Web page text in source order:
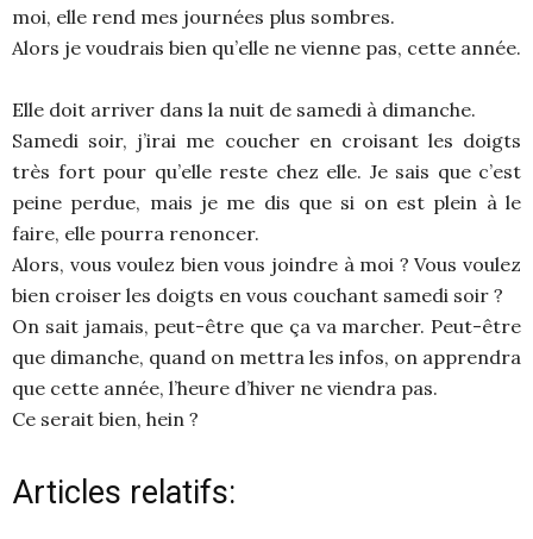
moi, elle rend mes journées plus sombres.
Alors je voudrais bien qu’elle ne vienne pas, cette année.
Elle doit arriver dans la nuit de samedi à dimanche.
Samedi soir, j’irai me coucher en croisant les doigts
très fort pour qu’elle reste chez elle. Je sais que c’est
peine perdue, mais je me dis que si on est plein à le
faire, elle pourra renoncer.
Alors, vous voulez bien vous joindre à moi ? Vous voulez
bien croiser les doigts en vous couchant samedi soir ?
On sait jamais, peut-être que ça va marcher. Peut-être
que dimanche, quand on mettra les infos, on apprendra
que cette année, l’heure d’hiver ne viendra pas.
Ce serait bien, hein ?
Articles relatifs: